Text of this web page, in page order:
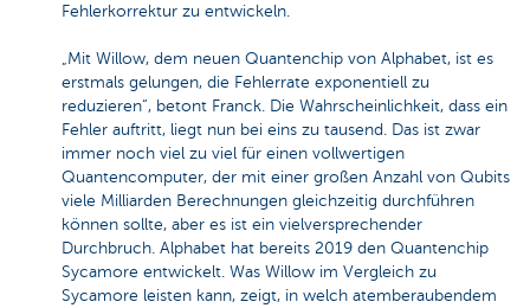
Fehlerkorrektur zu entwickeln.
„Mit Willow, dem neuen Quantenchip von Alphabet, ist es
erstmals gelungen, die Fehlerrate exponentiell zu
reduzieren“, betont Franck. Die Wahrscheinlichkeit, dass ein
Fehler auftritt, liegt nun bei eins zu tausend. Das ist zwar
immer noch viel zu viel für einen vollwertigen
Quantencomputer, der mit einer großen Anzahl von Qubits
viele Milliarden Berechnungen gleichzeitig durchführen
können sollte, aber es ist ein vielversprechender
Durchbruch. Alphabet hat bereits 2019 den Quantenchip
Sycamore entwickelt. Was Willow im Vergleich zu
Sycamore leisten kann, zeigt, in welch atemberaubendem